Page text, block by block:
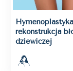
rekonstrukcja
dziewiczej